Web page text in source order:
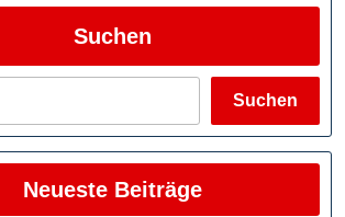
Suchen
Suchen
Neueste Beiträge